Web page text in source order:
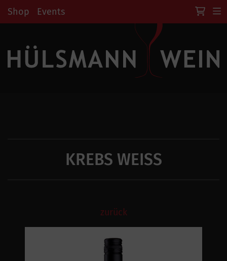
Shop Events
KREBS WEISS
zurück